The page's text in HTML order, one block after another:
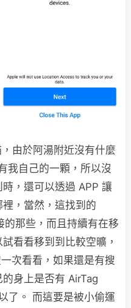
由於阿湯附近沒有什麼
我自己的一顆，所以沒
，還可以透過 APP 讓
，當然，這找到的
的那些，而且持續有在移
看看移到到比較空曠，
次看看，如果還是有搜
身上是否有 AirTag
了。 而這要是被小偷運